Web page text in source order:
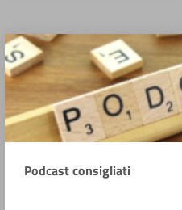
Podcast consigliati